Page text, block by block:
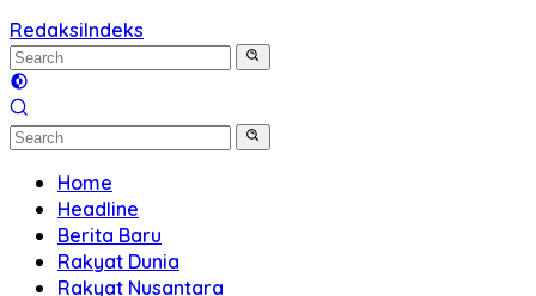
RedaksiIndeks
Home
Headline
Berita Baru
Rakyat Dunia
Rakyat Nusantara